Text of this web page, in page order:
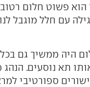
הוא פשוט חלום
עם חלל מוגבל
היה ממשיך גם
תא נוסעים. הנהג
ספורטיבי